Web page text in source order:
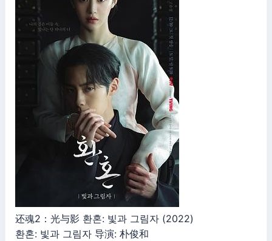
还魂2：光与影 환혼: 빛과 그림자 (2022)
환혼: 빛과 그림자 导演: 朴俊和